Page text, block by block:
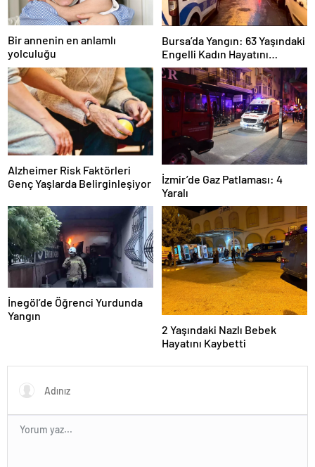
Bir annenin en anlamlı
yolculuğu
Bursa’da Yangın: 63 Yaşındaki
Engelli Kadın Hayatını
Kaybetti
Alzheimer Risk Faktörleri
Genç Yaşlarda Belirginleşiyor
İzmir’de Gaz Patlaması: 4
Yaralı
İnegöl’de Öğrenci Yurdunda
Yangın
2 Yaşındaki Nazlı Bebek
Hayatını Kaybetti